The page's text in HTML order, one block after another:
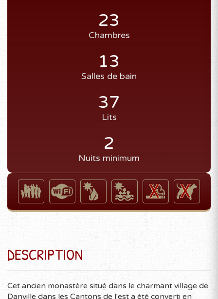
23
Chambres
13
Salles de bain
37
Lits
2
Nuits minimum
DESCRIPTION
Cet ancien monastère situé dans le charmant village de
Danville dans les Cantons de l'est a été converti en